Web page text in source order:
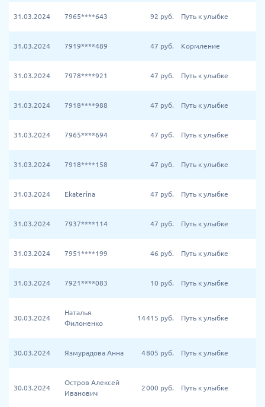
31.03.2024 7965****643 92 руб. Путь к улыбке
31.03.2024 7919****489 47 руб. Кормление
31.03.2024 7978****921 47 руб. Путь к улыбке
31.03.2024 7918****988 47 руб. Путь к улыбке
31.03.2024 7965****694 47 руб. Путь к улыбке
31.03.2024 7918****158 47 руб. Путь к улыбке
31.03.2024 Ekaterina 47 руб. Путь к улыбке
31.03.2024 7937****114 47 руб. Путь к улыбке
31.03.2024 7951****199 46 руб. Путь к улыбке
31.03.2024 7921****083 10 руб. Путь к улыбке
30.03.2024
Наталья
Филоненко
14 415 руб. Путь к улыбке
30.03.2024 Язмурадова Анна 4 805 руб. Путь к улыбке
30.03.2024
Остров Алексей
Иванович
2 000 руб. Путь к улыбке